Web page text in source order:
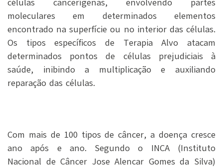
células cancerígenas, envolvendo partes
moleculares em determinados elementos
encontrado na superfície ou no interior das células.
Os tipos específicos de Terapia Alvo atacam
determinados pontos de células prejudiciais à
saúde, inibindo a multiplicação e auxiliando
reparação das células.
Com mais de 100 tipos de câncer, a doença cresce
ano após e ano. Segundo o INCA (Instituto
Nacional de Câncer Jose Alencar Gomes da Silva)